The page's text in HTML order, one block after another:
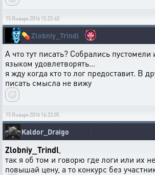
15 Января 2016 15:23:40
💊Zlobniy_Trindl
А что тут писать? Собрались пустомели
языком удовлетворять...
я жду когда кто то лог предоставит. В
писать смысла не вижу
15 Января 2016 16:22:05
Kaldor_Draigo
Zlobniy_Trindl
так я об том и говорю где логи или их
повышай цену, а то конкурс без